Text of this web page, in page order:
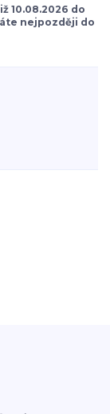
10.08.2026 do
nejpozději do